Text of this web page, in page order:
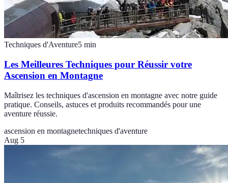
Techniques d'Aventure5 min
Les Meilleures Techniques pour Réussir votre
Ascension en Montagne
Maîtrisez les techniques d'ascension en montagne avec notre guide
pratique. Conseils, astuces et produits recommandés pour une
aventure réussie.
ascension en montagnetechniques d'aventure
Aug 5